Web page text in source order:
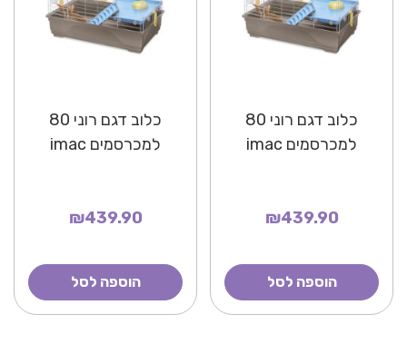
כלוב דגם רוני 80
למכרסמים imac
₪439.90
הוספה לסל
כלוב דגם רוני 80
למכרסמים imac
₪439.90
הוספה לסל